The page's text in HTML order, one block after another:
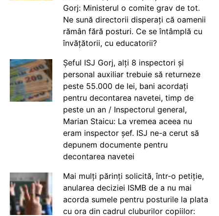
Gorj: Ministerul o comite grav de tot.
Ne sună directorii disperați că oamenii
rămân fără posturi. Ce se întâmplă cu
învățătorii, cu educatorii?
Șeful ISJ Gorj, alți 8 inspectori și
personal auxiliar trebuie să returneze
peste 55.000 de lei, bani acordați
pentru decontarea navetei, timp de
peste un an / Inspectorul general,
Marian Staicu: La vremea aceea nu
eram inspector șef. ISJ ne-a cerut să
depunem documente pentru
decontarea navetei
Mai mulți părinți solicită, într-o petiție,
anularea deciziei ISMB de a nu mai
acorda sumele pentru posturile la plata
cu ora din cadrul cluburilor copiilor: